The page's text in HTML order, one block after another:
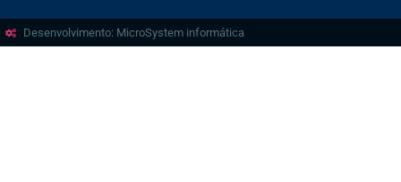
Desenvolvimento: MicroSystem informática